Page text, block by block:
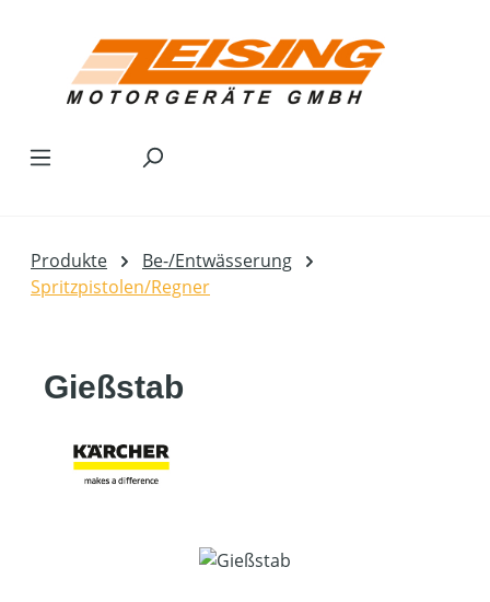
Produkte
Be-/Entwässerung
Spritzpistolen/Regner
Gießstab
Bildergalerie überspringen